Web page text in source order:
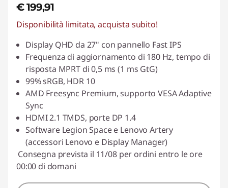
€ 199,91
Disponibilità limitata, acquista subito!
Display QHD da 27" con pannello Fast IPS
Frequenza di aggiornamento di 180 Hz, tempo di
risposta MPRT di 0,5 ms (1 ms GtG)
99% sRGB, HDR 10
AMD Freesync Premium, supporto VESA Adaptive
Sync
HDMI 2.1 TMDS, porte DP 1.4
Software Legion Space e Lenovo Artery
(accessori Lenovo e Display Manager)
Consegna prevista il 11/08 per ordini entro le ore
00:00 di domani